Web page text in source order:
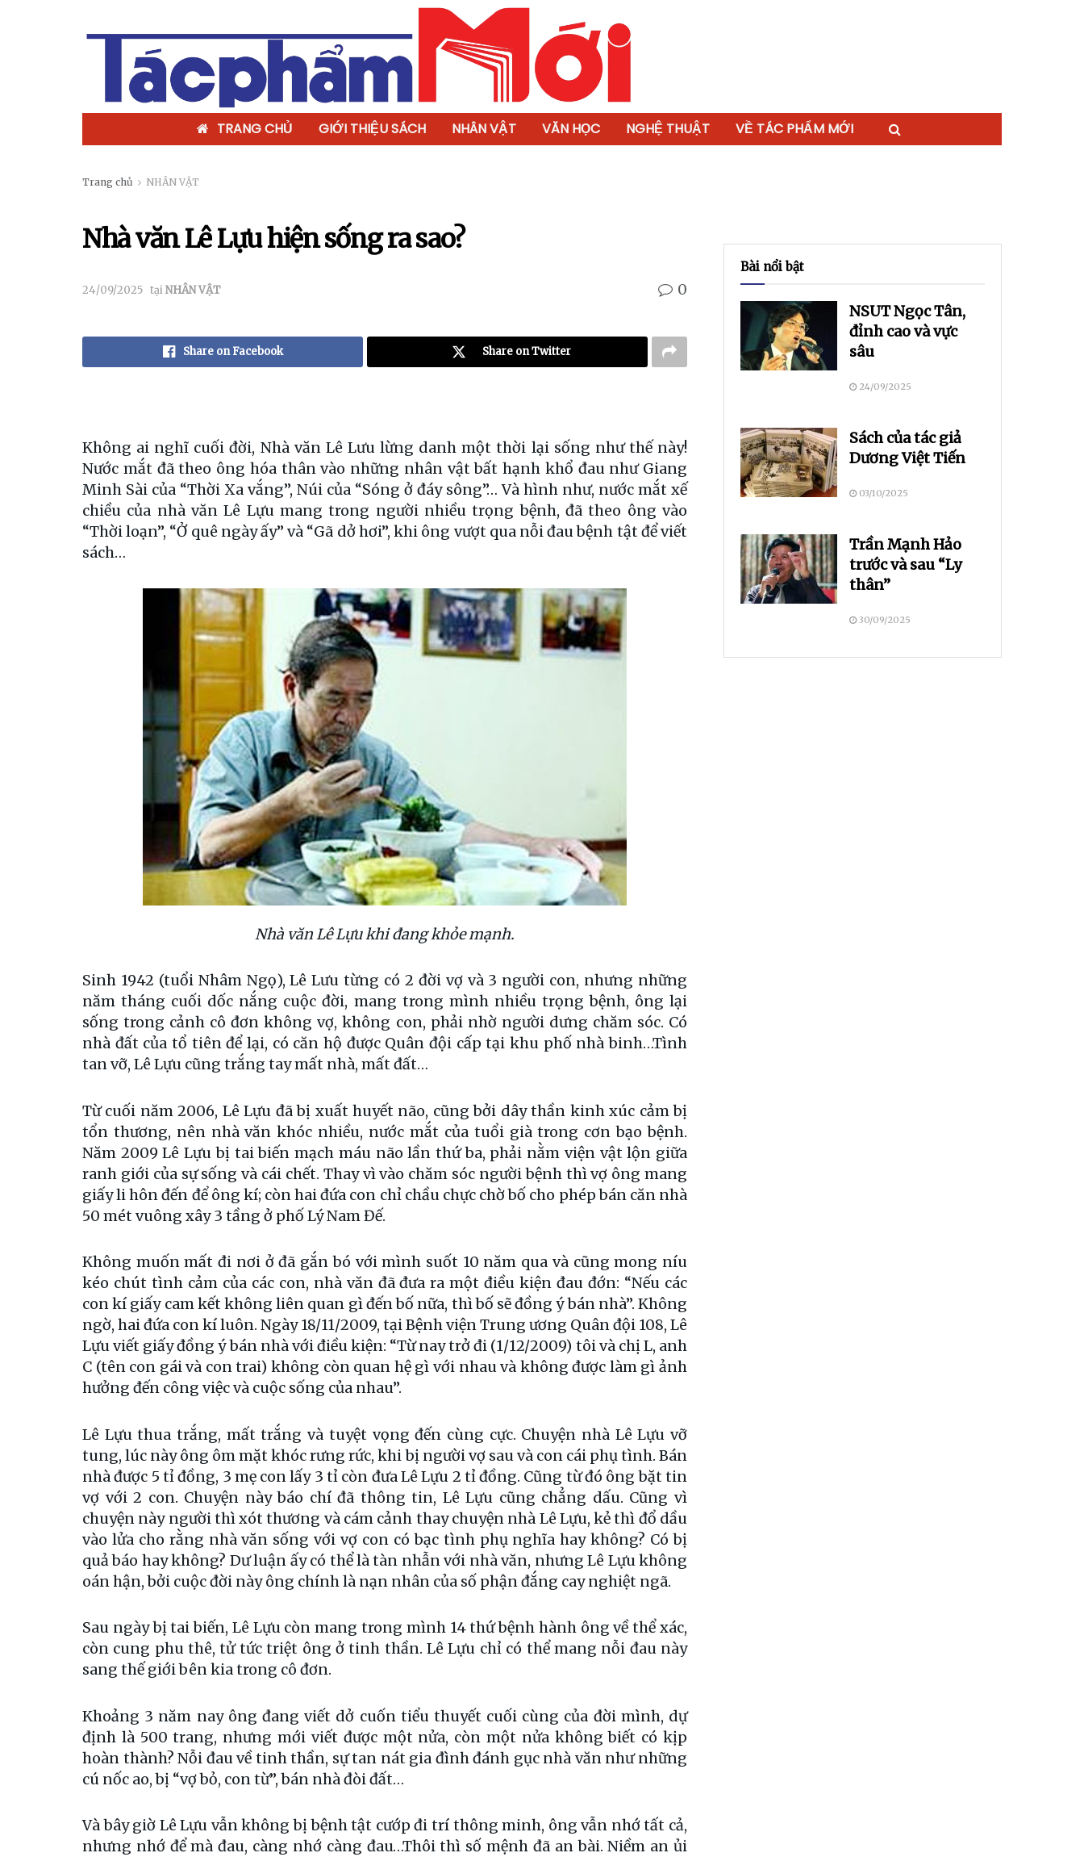
TRANG CHỦ GIỚI THIỆU SÁCH NHÂN VẬT VĂN HỌC NGHỆ THUẬT VỀ TÁC PHẨM MỚI
Trang chủ NHÂN VẬT
Nhà văn Lê Lựu hiện sống ra sao?
24/09/2025 tạiNHÂN VẬT 0
Share on Facebook Share on Twitter
Không ai nghĩ cuối đời, Nhà văn Lê Lưu lừng danh một thời lại sống như thế này!
Nước mắt đã theo ông hóa thân vào những nhân vật bất hạnh khổ đau như Giang
Minh Sài của “Thời Xa vắng”, Núi của “Sóng ở đáy sông”… Và hình như, nước mắt xế
chiều của nhà văn Lê Lựu mang trong người nhiều trọng bệnh, đã theo ông vào
“Thời loạn”, “Ở quê ngày ấy” và “Gã dở hơi”, khi ông vượt qua nỗi đau bệnh tật để viết
sách…
Nhà văn Lê Lựu khi đang khỏe mạnh.
Sinh 1942 (tuổi Nhâm Ngọ), Lê Lưu từng có 2 đời vợ và 3 người con, nhưng những
năm tháng cuối dốc nắng cuộc đời, mang trong mình nhiều trọng bệnh, ông lại
sống trong cảnh cô đơn không vợ, không con, phải nhờ người dưng chăm sóc. Có
nhà đất của tổ tiên để lại, có căn hộ được Quân đội cấp tại khu phố nhà binh…Tình
tan vỡ, Lê Lựu cũng trắng tay mất nhà, mất đất…
Từ cuối năm 2006, Lê Lựu đã bị xuất huyết não, cũng bởi dây thần kinh xúc cảm bị
tổn thương, nên nhà văn khóc nhiều, nước mắt của tuổi già trong cơn bạo bệnh.
Năm 2009 Lê Lựu bị tai biến mạch máu não lần thứ ba, phải nằm viện vật lộn giữa
ranh giới của sự sống và cái chết. Thay vì vào chăm sóc người bệnh thì vợ ông mang
giấy li hôn đến để ông kí; còn hai đứa con chỉ chầu chực chờ bố cho phép bán căn nhà
50 mét vuông xây 3 tầng ở phố Lý Nam Đế.
Không muốn mất đi nơi ở đã gắn bó với mình suốt 10 năm qua và cũng mong níu
kéo chút tình cảm của các con, nhà văn đã đưa ra một điều kiện đau đớn: “Nếu các
con kí giấy cam kết không liên quan gì đến bố nữa, thì bố sẽ đồng ý bán nhà”. Không
ngờ, hai đứa con kí luôn. Ngày 18/11/2009, tại Bệnh viện Trung ương Quân đội 108, Lê
Lựu viết giấy đồng ý bán nhà với điều kiện: “Từ nay trở đi (1/12/2009) tôi và chị L, anh
C (tên con gái và con trai) không còn quan hệ gì với nhau và không được làm gì ảnh
hưởng đến công việc và cuộc sống của nhau”.
Lê Lựu thua trắng, mất trắng và tuyệt vọng đến cùng cực. Chuyện nhà Lê Lựu vỡ
tung, lúc này ông ôm mặt khóc rưng rức, khi bị người vợ sau và con cái phụ tình. Bán
nhà được 5 tỉ đồng, 3 mẹ con lấy 3 tỉ còn đưa Lê Lựu 2 tỉ đồng. Cũng từ đó ông bặt tin
vợ với 2 con. Chuyện này báo chí đã thông tin, Lê Lựu cũng chẳng dấu. Cũng vì
chuyện này người thì xót thương và cám cảnh thay chuyện nhà Lê Lựu, kẻ thì đổ dầu
vào lửa cho rằng nhà văn sống với vợ con có bạc tình phụ nghĩa hay không? Có bị
quả báo hay không? Dư luận ấy có thể là tàn nhẫn với nhà văn, nhưng Lê Lựu không
oán hận, bởi cuộc đời này ông chính là nạn nhân của số phận đắng cay nghiệt ngã.
Sau ngày bị tai biến, Lê Lựu còn mang trong mình 14 thứ bệnh hành ông về thể xác,
còn cung phu thê, tử tức triệt ông ở tinh thần. Lê Lựu chỉ có thể mang nỗi đau này
sang thế giới bên kia trong cô đơn.
Khoảng 3 năm nay ông đang viết dở cuốn tiểu thuyết cuối cùng của đời mình, dự
định là 500 trang, nhưng mới viết được một nửa, còn một nửa không biết có kịp
hoàn thành? Nỗi đau về tinh thần, sự tan nát gia đình đánh gục nhà văn như những
cú nốc ao, bị “vợ bỏ, con từ”, bán nhà đòi đất…
Và bây giờ Lê Lựu vẫn không bị bệnh tật cướp đi trí thông minh, ông vẫn nhớ tất cả,
nhưng nhớ để mà đau, càng nhớ càng đau…Thôi thì số mệnh đã an bài. Niềm an ủi
Bài nổi bật
NSUT Ngọc Tân,
đỉnh cao và vực
sâu
24/09/2025
Sách của tác giả
Dương Việt Tiến
03/10/2025
Trần Mạnh Hảo
trước và sau “Ly
thân”
30/09/2025